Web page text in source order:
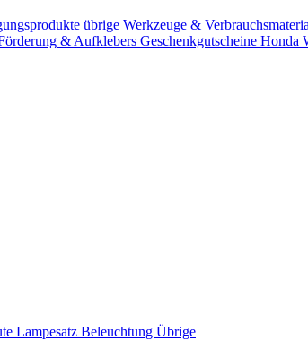
übrige Werkzeuge &
& Aufklebers Geschenkgutscheine Honda
Lampesatz Beleuchtung Übrige